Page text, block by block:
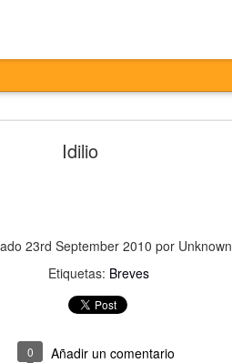
Idilio
23rd September 2010 por Unknown
Etiquetas: Breves
0 Añadir un comentario